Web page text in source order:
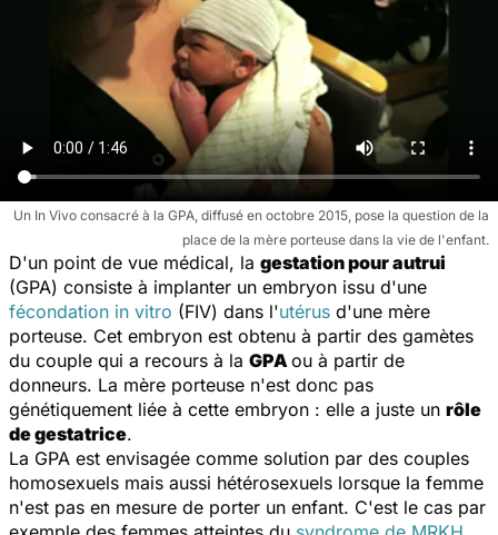
Un In Vivo consacré à la GPA, diffusé en octobre 2015, pose la question de la
place de la mère porteuse dans la vie de l'enfant.
D'un point de vue médical, la gestation pour autrui
(GPA) consiste à implanter un embryon issu d'une
fécondation in vitro (FIV) dans l'utérus d'une mère
porteuse. Cet embryon est obtenu à partir des gamètes
du couple qui a recours à la GPA ou à partir de
donneurs. La mère porteuse n'est donc pas
génétiquement liée à cette embryon : elle a juste un rôle
de gestatrice.
La GPA est envisagée comme solution par des couples
homosexuels mais aussi hétérosexuels lorsque la femme
n'est pas en mesure de porter un enfant. C'est le cas par